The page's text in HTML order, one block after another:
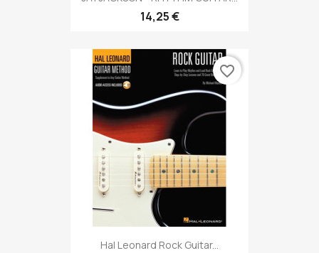
14,25 €
Hal Leonard Rock Guitar...
favorite_border